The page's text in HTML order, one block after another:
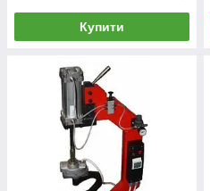
Купити